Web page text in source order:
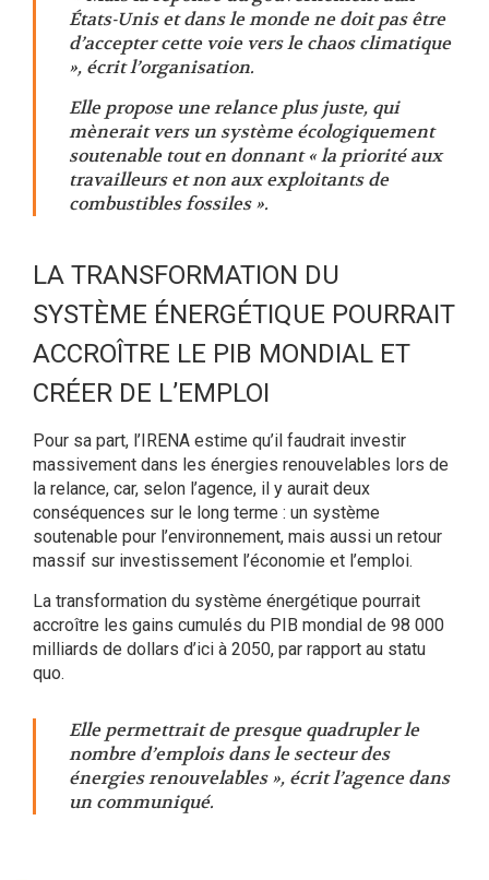
États-Unis et dans le monde ne doit pas être
d’accepter cette voie vers le chaos climatique
», écrit l’organisation.
Elle propose une relance plus juste, qui
mènerait vers un système écologiquement
soutenable tout en donnant « la priorité aux
travailleurs et non aux exploitants de
combustibles fossiles ».
LA TRANSFORMATION DU
SYSTÈME ÉNERGÉTIQUE POURRAIT
ACCROÎTRE LE PIB MONDIAL ET
CRÉER DE L’EMPLOI
Pour sa part, l’IRENA estime qu’il faudrait investir
massivement dans les énergies renouvelables lors de
la relance, car, selon l’agence, il y aurait deux
conséquences sur le long terme : un système
soutenable pour l’environnement, mais aussi un retour
massif sur investissement l’économie et l’emploi.
La transformation du système énergétique pourrait
accroître les gains cumulés du PIB mondial de 98 000
milliards de dollars d’ici à 2050, par rapport au statu
quo.
Elle permettrait de presque quadrupler le
nombre d’emplois dans le secteur des
énergies renouvelables », écrit l’agence dans
un communiqué.